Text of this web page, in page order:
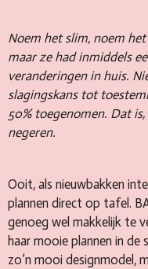
Noem het slim, noem
maar ze had inmiddels
veranderingen in huis.
slagingskans tot
50% toegenomen. Dat
negeren.
Ooit, als nieuwbakken
plannen direct op tafel.
genoeg wel makkelijk te
haar mooie plannen in de
zo’n mooi designmodel,